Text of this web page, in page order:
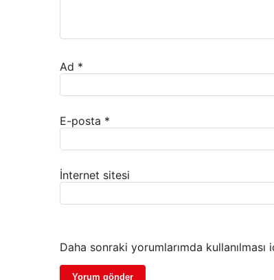
Ad *
E-posta *
İnternet sitesi
Daha sonraki yorumlarımda